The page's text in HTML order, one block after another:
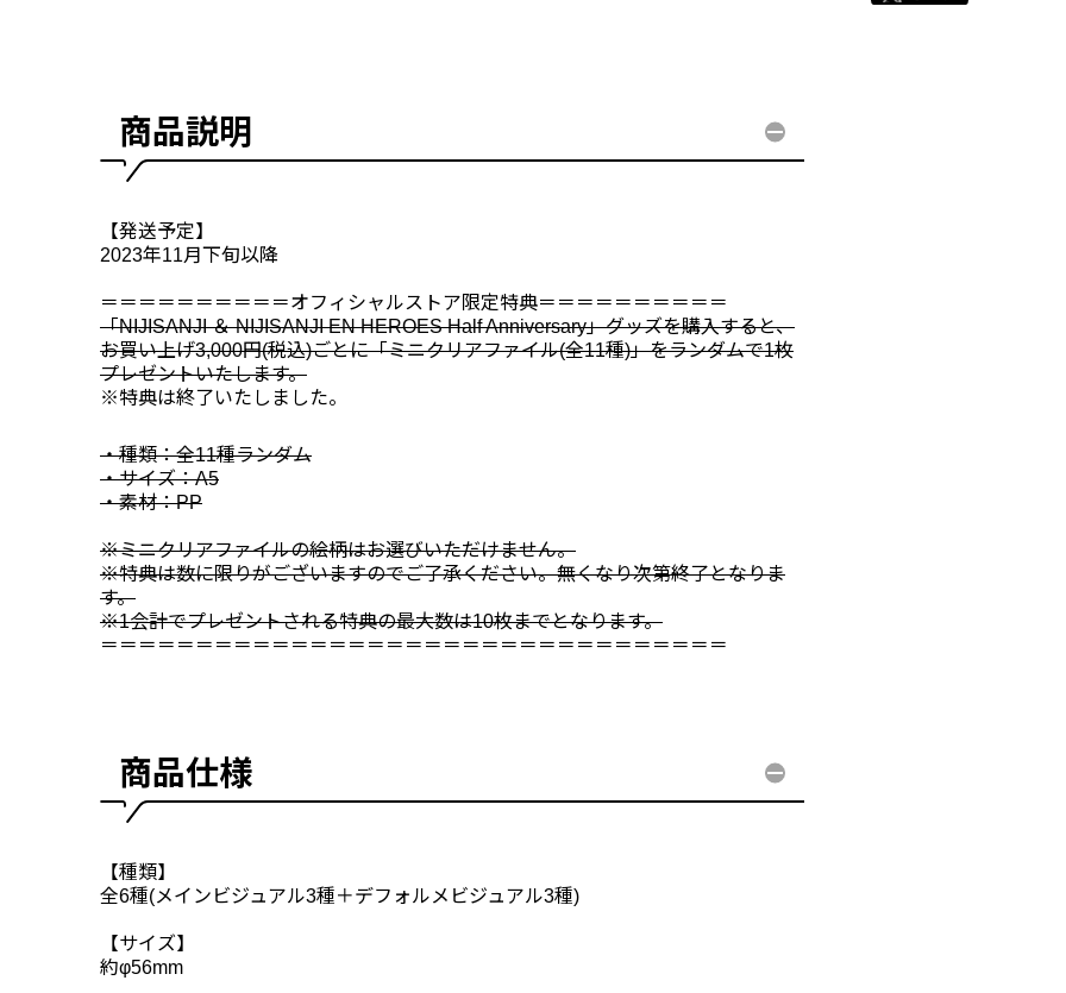
商品説明
【発送予定】
2023年11月下旬以降
＝＝＝＝＝＝＝＝＝＝オフィシャルストア限定特典＝＝＝＝＝＝＝＝＝＝
「NIJISANJI ＆ NIJISANJI EN HEROES Half Anniversary」グッズを購入すると、
お買い上げ3,000円(税込)ごとに「ミニクリアファイル(全11種)」をランダムで1枚
プレゼントいたします。
※特典は終了いたしました。
・種類：全11種ランダム
・サイズ：A5
・素材：PP
※ミニクリアファイルの絵柄はお選びいただけません。
※特典は数に限りがございますのでご了承ください。無くなり次第終了となりま
す。
※1会計でプレゼントされる特典の最大数は10枚までとなります。
＝＝＝＝＝＝＝＝＝＝＝＝＝＝＝＝＝＝＝＝＝＝＝＝＝＝＝＝＝＝＝＝＝
商品仕様
【種類】
全6種(メインビジュアル3種＋デフォルメビジュアル3種)
【サイズ】
約φ56mm